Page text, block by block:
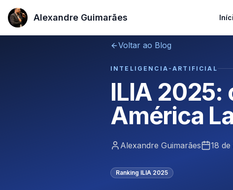
Alexandre Guimarães
Alexandre Guimarães
Voltar ao Blog
INTELIGENCIA-ARTIFICIAL
ILIA 2025:
América
Alexandre Guimarães 18
Ranking ILIA 2025